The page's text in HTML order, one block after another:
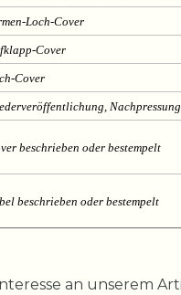
Loch-Cover
Cover
Cover
Nachpressung
beschrieben oder bestempelt
beschrieben oder bestempelt
an unserem